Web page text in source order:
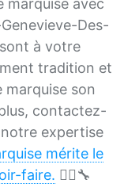
Des-
à votre
tradition et
son
contactez-
expertise
mérite le
faire. 👷‍♂️🔧